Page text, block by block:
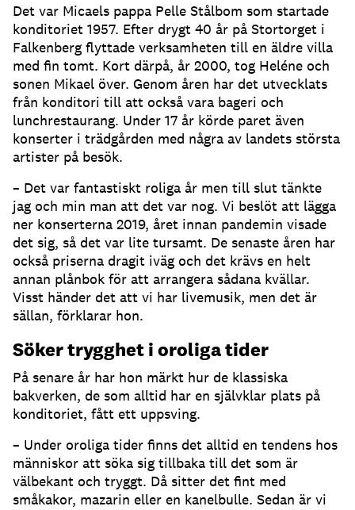
Det var Micaels pappa Pelle Stålbom som startade
konditoriet 1957. Efter drygt 40 år på Stortorget i
Falkenberg flyttade verksamheten till en äldre villa
med fin tomt. Kort därpå, år 2000, tog Heléne och
sonen Mikael över. Genom åren har det utvecklats
från konditori till att också vara bageri och
lunchrestaurang. Under 17 år körde paret även
konserter i trädgården med några av landets största
artister på besök.
– Det var fantastiskt roliga år men till slut tänkte
jag och min man att det var nog. Vi beslöt att lägga
ner konserterna 2019, året innan pandemin visade
det sig, så det var lite tursamt. De senaste åren har
också priserna dragit iväg och det krävs en helt
annan plånbok för att arrangera sådana kvällar.
Visst händer det att vi har livemusik, men det är
sällan, förklarar hon.
Söker trygghet i oroliga tider
På senare år har hon märkt hur de klassiska
bakverken, de som alltid har en självklar plats på
konditoriet, fått ett uppsving.
– Under oroliga tider finns det alltid en tendens hos
människor att söka sig tillbaka till det som är
välbekant och tryggt. Då sitter det fint med
småkakor, mazarin eller en kanelbulle. Sedan är vi